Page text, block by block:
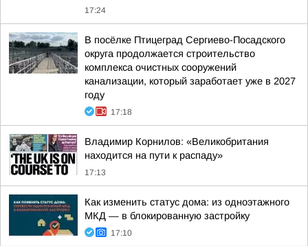
17:24
В посёлке Птицеград Сергиево-Посадского
округа продолжается строительство
комплекса очистных сооружений
канализации, который заработает уже в 2027
году
17:18
Владимир Корнилов: «Великобритания
находится на пути к распаду»
17:13
Как изменить статус дома: из одноэтажного
МКД — в блокированную застройку
17:10